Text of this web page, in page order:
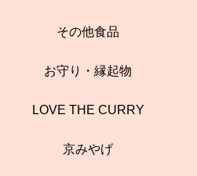
その他食品
お守り・縁起物
LOVE THE CURRY
京みやげ